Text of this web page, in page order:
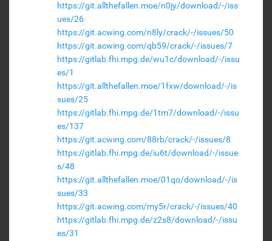
https://git.allthefallen.moe/n0jy/download/-/iss
ues/26
https://git.acwing.com/n8ly/crack/-/issues/50
https://git.acwing.com/qb59/crack/-/issues/7
https://gitlab.fhi.mpg.de/wu1c/download/-/issu
es/1
https://git.allthefallen.moe/1fxw/download/-/is
sues/25
https://gitlab.fhi.mpg.de/1tm7/download/-/issu
es/137
https://git.acwing.com/88rb/crack/-/issues/8
https://gitlab.fhi.mpg.de/iu6t/download/-/issue
s/48
https://git.allthefallen.moe/01qo/download/-/is
sues/33
https://git.acwing.com/my5r/crack/-/issues/40
https://gitlab.fhi.mpg.de/z2s8/download/-/issu
es/31